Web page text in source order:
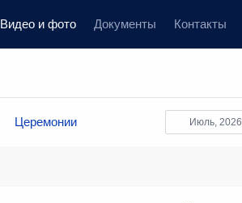
Видео и фото Документы Контакты
июль, 2026
Церемонии